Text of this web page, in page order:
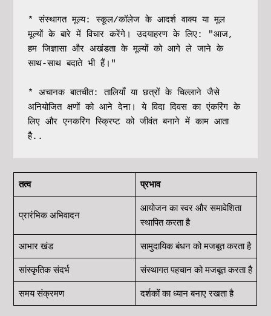
* संस्थागत मूल्‍य: स्कूल/कॉलेज के आदर्श वाक्य या मूल
मूल्‍यों के बारे में विचार करेंगे। उदयाहरण के लिए: "आज,
हम जिज्ञासा और अखंडता के मूल्यों को आगे ले जाने के
साथ-साथ बदाते भी हैं।"
* अचानक बातचीत: तालियाँ या छत्रों के चिल्लाने जैसे
अनियोजित क्षणों को आने देना। ये विदा दिवस का एंकरिंग के
लिए और एनकरिंग स्क्रिप्ट को जीवंत बनाने में काम आता
है..
तत्व प्रभाव
प्रारंभिक अभिवादन
आयोजन का स्वर और समावेशिता
स्थापित करता है
आभार खंड सामुदायिक बंधन को मजबूत करता है
सांस्कृतिक संदर्भ संस्थागत पहचान को मजबूत करता है
समय संक्रमण दर्शकों का ध्यान बनाए रखता है